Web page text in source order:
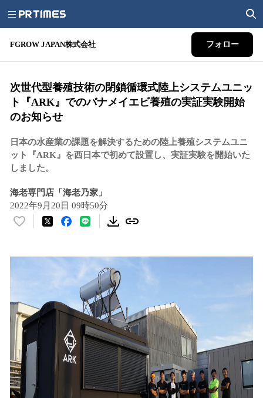
FGROW JAPAN株式会社 フォロー
次世代型養殖技術の閉鎖循環式陸上システムユニッ
ト『ARK』でのバナメイエビ養殖の実証実験開始
のお知らせ
日本の水産業の課題を解決するための陸上養殖システムユニ
ット『ARK』を西日本で初めて設置し、実証実験を開始いた
しました。
海老専門店「海老乃家」
2022年9月20日 09時50分
い
読
み
込
中
で
す